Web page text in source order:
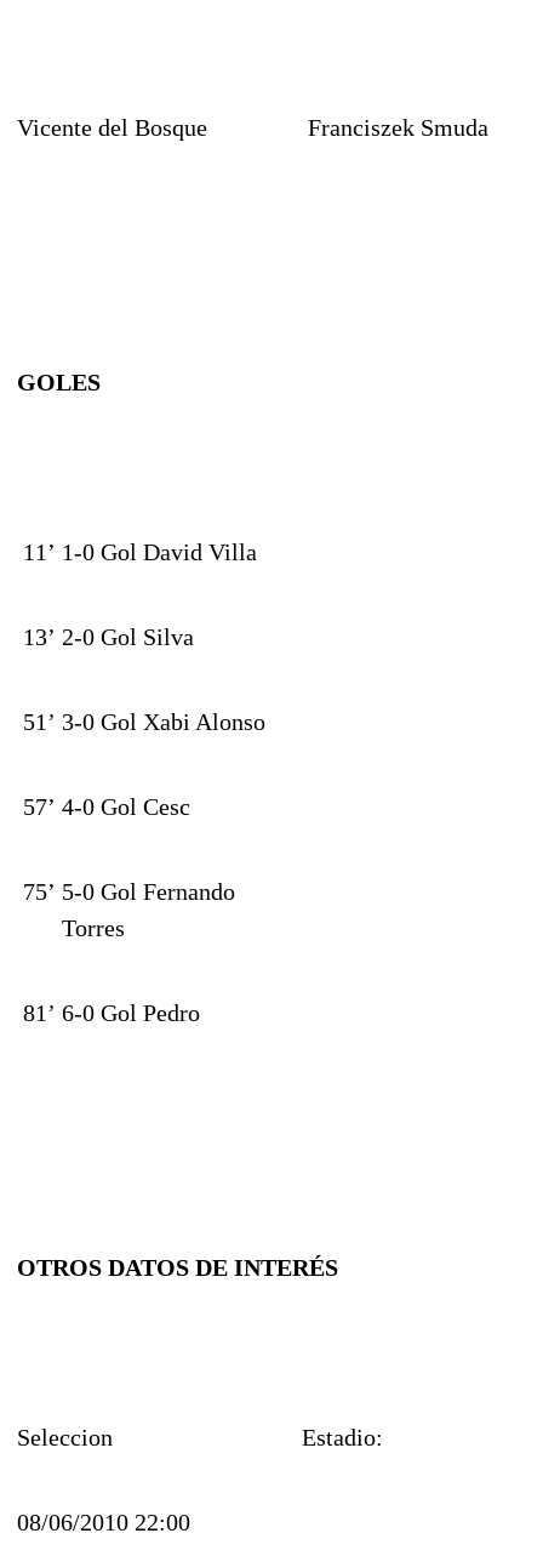
Vicente del Bosque Franciszek Smuda
GOLES
11’ 1-0 Gol David Villa
13’ 2-0 Gol Silva
51’ 3-0 Gol Xabi Alonso
57’ 4-0 Gol Cesc
75’ 5-0 Gol Fernando
Torres
81’ 6-0 Gol Pedro
OTROS DATOS DE INTERÉS
Seleccion Estadio:
08/06/2010 22:00